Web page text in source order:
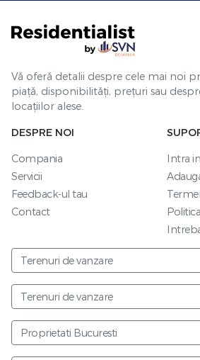
Vă oferă detalii despre cele mai noi
piață, disponibilități, prețuri sau
locațiilor alese.
DESPRE NOI
Compania
Servicii
Feedback-ul tau
Contact
Intra
Terenuri de vanzare
Terenuri de vanzare
Proprietati Bucuresti